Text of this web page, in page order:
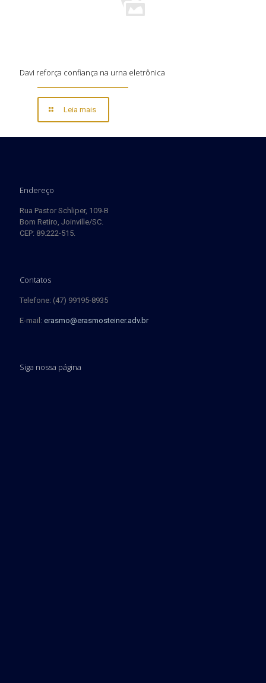
Davi reforça confiança na urna eletrônica
Leia mais
Endereço
Rua Pastor Schliper, 109-B
Bom Retiro, Joinville/SC.
CEP: 89.222-515.
Contatos
Telefone: (47) 99195-8935
E-mail: erasmo@erasmosteiner.adv.br
Siga nossa página